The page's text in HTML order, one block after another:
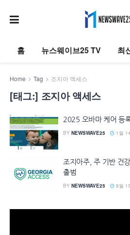
홈 뉴스웨이브25 TV 최
Home Tag 조지아 액세스
[태그:] 조지아 액세스
2025 오바마 케어 등
BY NEWSWAVE25 1월
조지아주, 주 기반 건
출범
BY NEWSWAVE25 8월